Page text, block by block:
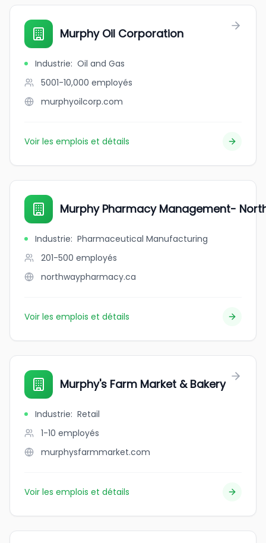
Murphy Oil Corporation
Industrie: Oil and Gas
5001-10,000 employés
murphyoilcorp.com
Voir les emplois et détails
Murphy Pharmacy Management-
Industrie: Pharmaceutical Manufacturing
201-500 employés
northwaypharmacy.ca
Voir les emplois et détails
Murphy's Farm Market & Bakery
Industrie: Retail
1-10 employés
murphysfarmmarket.com
Voir les emplois et détails